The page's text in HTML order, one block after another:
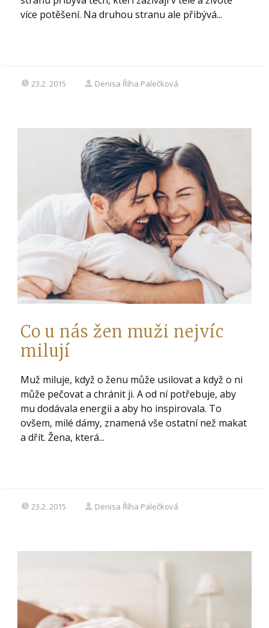
více potěšení. Na druhou stranu ale přibývá...
23.2. 2015 Denisa Říha Palečková
Co u nás žen muži nejvíc
milují
Muž miluje, když o ženu může usilovat a když o ni
může pečovat a chránit ji. A od ní potřebuje, aby
mu dodávala energii a aby ho inspirovala. To
ovšem, milé dámy, znamená vše ostatní než makat
a dřít. Žena, která...
23.2. 2015 Denisa Říha Palečková